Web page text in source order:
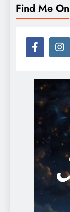
Find Me On